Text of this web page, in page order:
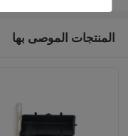
المنتجات الموصى بها